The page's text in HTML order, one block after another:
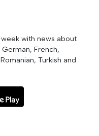
with news about
French,
Turkish and